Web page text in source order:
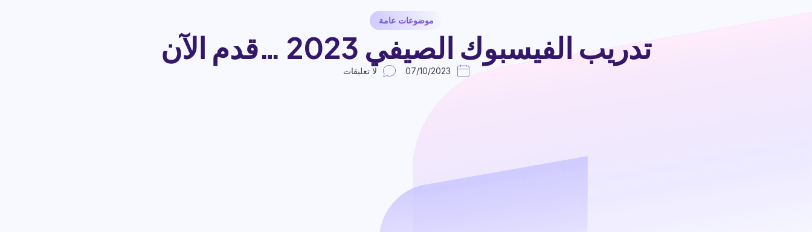
موضوعات عامة
تدريب الفيسبوك الصيفي 2023 …قدم الآن
07/10/2023 لا تعليقات